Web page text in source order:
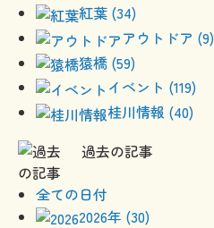
紅葉 (34)
アウトドア (9)
猿橋 (59)
イベント (119)
桂川情報 (40)
過去の記事
全ての日付
2026年 (30)